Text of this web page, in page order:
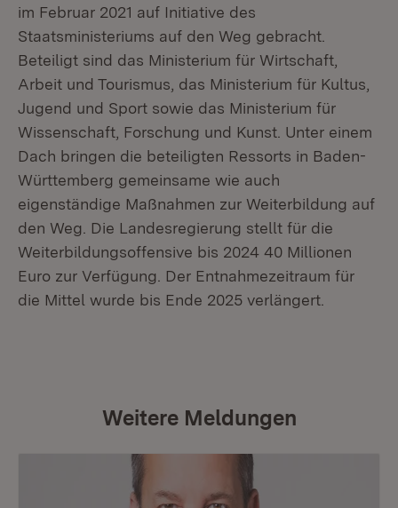
im Februar 2021 auf Initiative des
Staatsministeriums auf den Weg gebracht.
Beteiligt sind das Ministerium für Wirtschaft,
Arbeit und Tourismus, das Ministerium für Kultus,
Jugend und Sport sowie das Ministerium für
Wissenschaft, Forschung und Kunst. Unter einem
Dach bringen die beteiligten Ressorts in Baden-
Württemberg gemeinsame wie auch
eigenständige Maßnahmen zur Weiterbildung auf
den Weg. Die Landesregierung stellt für die
Weiterbildungsoffensive bis 2024 40 Millionen
Euro zur Verfügung. Der Entnahmezeitraum für
die Mittel wurde bis Ende 2025 verlängert.
Weitere Meldungen